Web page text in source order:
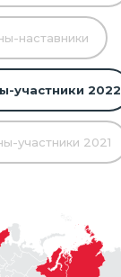
наставники
участники 2022
участники 2021